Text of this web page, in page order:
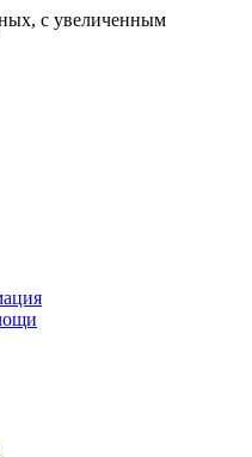
с увеличенным